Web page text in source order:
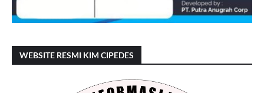
WEBSITE RESMI KIM CIPEDES